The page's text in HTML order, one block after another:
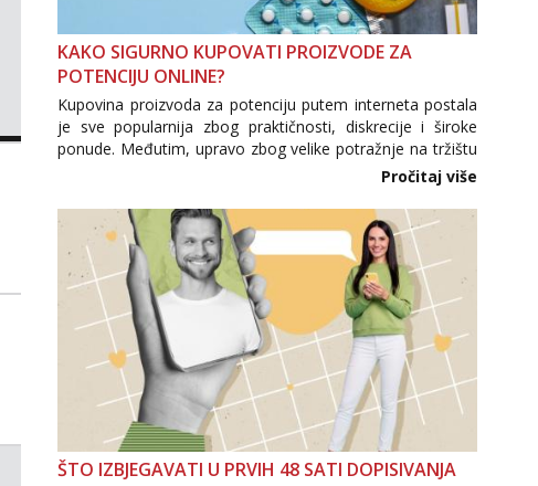
KAKO SIGURNO KUPOVATI PROIZVODE ZA
POTENCIJU ONLINE?
Kupovina proizvoda za potenciju putem interneta postala
je sve popularnija zbog praktičnosti, diskrecije i široke
ponude. Međutim, upravo zbog velike potražnje na tržištu
se pojavljuju i brojni krivotvoreni proizvodi, nepouzdane
internetske trgovine te proizvodi nepoznatog podrijetla. ...
Pročitaj više
ŠTO IZBJEGAVATI U PRVIH 48 SATI DOPISIVANJA